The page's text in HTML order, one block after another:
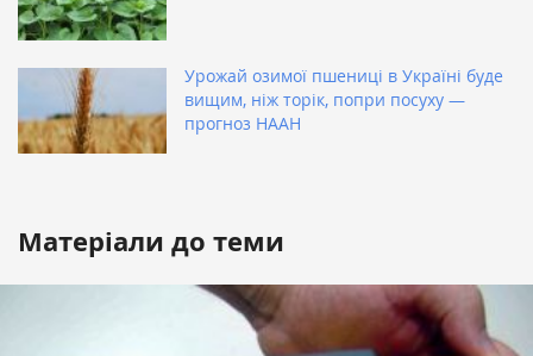
Урожай озимої пшениці в Україні буде
вищим, ніж торік, попри посуху —
прогноз НААН
Матеріали до теми